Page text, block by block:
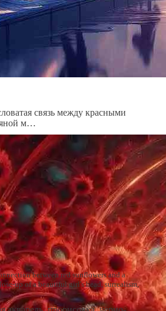
связь между красными
м…
between red sunflowers and a
up of a beautiful girl's head, surrealism,